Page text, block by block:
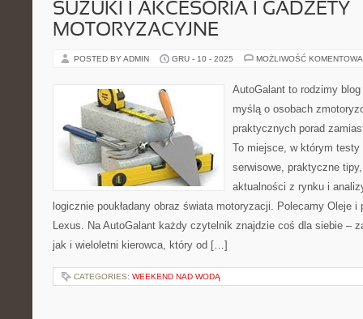
SUZUKI I AKCESORIA I GADŻETY
MOTORYZACYJNE
POSTED BY ADMIN GRU - 10 - 2025 MOŻLIWOŚĆ
AutoGalant to rodzimy
myślą o osobach
praktycznych porad
To miejsce, w którym testy
serwisowe, praktyczne
aktualności z rynku i
logicznie poukładany obraz świata motoryzacji. Polecamy Oleje i
Lexus. Na AutoGalant każdy czytelnik znajdzie coś dla siebie –
jak i wieloletni kierowca, który od […]
CATEGORIES: WEEKEND NAD WODĄ